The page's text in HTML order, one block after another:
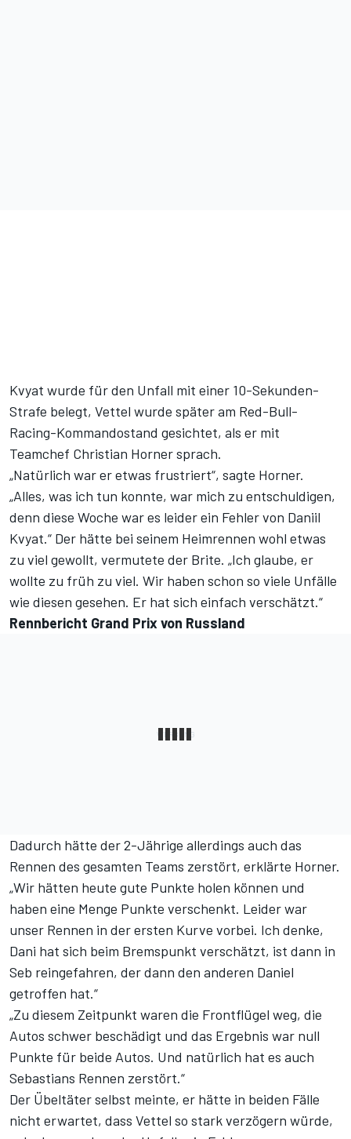
Kvyat wurde für den Unfall mit einer 10-Sekunden-
Strafe belegt, Vettel wurde später am Red-Bull-
Racing-Kommandostand gesichtet, als er mit
Teamchef Christian Horner sprach.
„Natürlich war er etwas frustriert“, sagte Horner.
„Alles, was ich tun konnte, war mich zu entschuldigen,
denn diese Woche war es leider ein Fehler von Daniil
Kvyat.“ Der hätte bei seinem Heimrennen wohl etwas
zu viel gewollt, vermutete der Brite. „Ich glaube, er
wollte zu früh zu viel. Wir haben schon so viele Unfälle
wie diesen gesehen. Er hat sich einfach verschätzt.“
Rennbericht Grand Prix von Russland
Dadurch hätte der 2-Jährige allerdings auch das
Rennen des gesamten Teams zerstört, erklärte Horner.
„Wir hätten heute gute Punkte holen können und
haben eine Menge Punkte verschenkt. Leider war
unser Rennen in der ersten Kurve vorbei. Ich denke,
Dani hat sich beim Bremspunkt verschätzt, ist dann in
Seb reingefahren, der dann den anderen Daniel
getroffen hat.“
„Zu diesem Zeitpunkt waren die Frontflügel weg, die
Autos schwer beschädigt und das Ergebnis war null
Punkte für beide Autos. Und natürlich hat es auch
Sebastians Rennen zerstört.“
Der Übeltäter selbst meinte, er hätte in beiden Fälle
nicht erwartet, dass Vettel so stark verzögern würde,